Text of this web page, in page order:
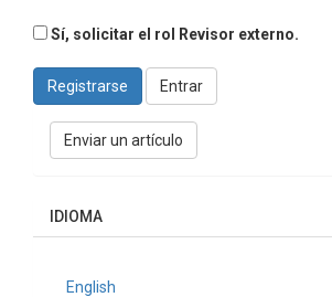
Sí, solicitar el rol Revisor externo.
Registrarse Entrar
Enviar
unEnviar un artículo
IDIOMA
English